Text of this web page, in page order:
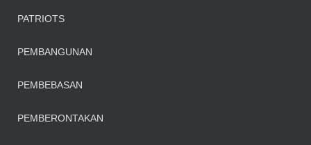
PATRIOTS
PEMBANGUNAN
PEMBEBASAN
PEMBERONTAKAN